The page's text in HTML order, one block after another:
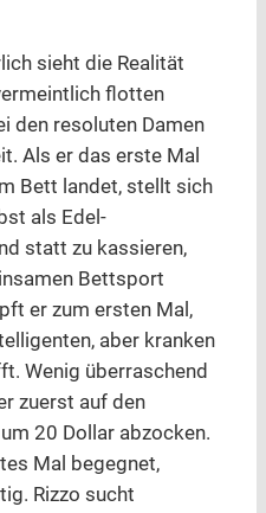
sieht die Realität
flotten
den resoluten Damen
Als er das erste Mal
Bett landet, stellt sich
als Edel-
statt zu kassieren,
Bettsport
er zum ersten Mal,
aber kranken
Wenig überraschend
zuerst auf den
20 Dollar abzocken.
Mal begegnet,
Rizzo sucht